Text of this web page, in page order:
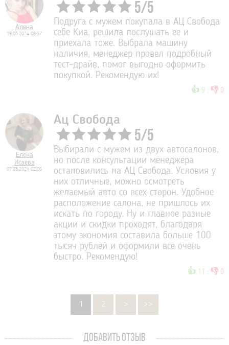
Алена
19.05.2024 08:57
5/5
Подруга с мужем покупала в АЦ Свобода
себе Киа, решила послушать ее и
приехала тоже. Выбрала машину
наличия, менеджер провел подробный
тест-драйв, помог выгодно оформить
покупкой. Рекомендую их!
👍 9 : 👎 0
Елена
Исаева
07.05.2024 02:06
Ац Свобода
5/5
Выбирали с мужем из двух автосалонов,
но после консультации менеджера
остановились на АЦ Свобода. Условия у
них отличные, можно осмотреть
желаемый авто со всех сторон. Удобное
расположение салона, не пришлось их
искать по городу. Ну и главное разные
акции и скидки проходят, благодаря
этому экономия составила больше 100
тысяч рублей и оформили все очень
быстро. Рекомендую!
👍 11 : 👎 0
1 2 > >>
ДОБАВИТЬ ОТЗЫВ